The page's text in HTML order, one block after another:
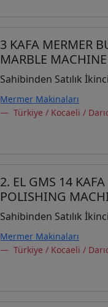
3 KAFA MERMER
MARBLE MACHINE
Sahibinden Satılık
Mermer Makinaları
Türkiye / Kocaeli /
2. EL GMS 14
POLISHING
Sahibinden Satılık
Mermer Makinaları
Türkiye / Kocaeli /